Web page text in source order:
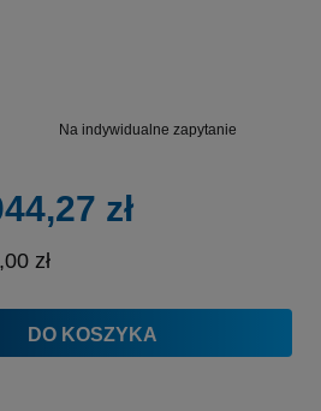
Na indywidualne zapytanie
zł
zł
DO KOSZYKA